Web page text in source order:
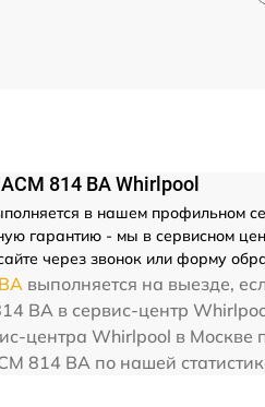
814 BA Whirlpool
в нашем профильном
гарантию - мы в сервисном
через звонок или форму
выполняется на выезде,
BA в сервис-центр
центра Whirlpool в Москве
814 BA по нашей